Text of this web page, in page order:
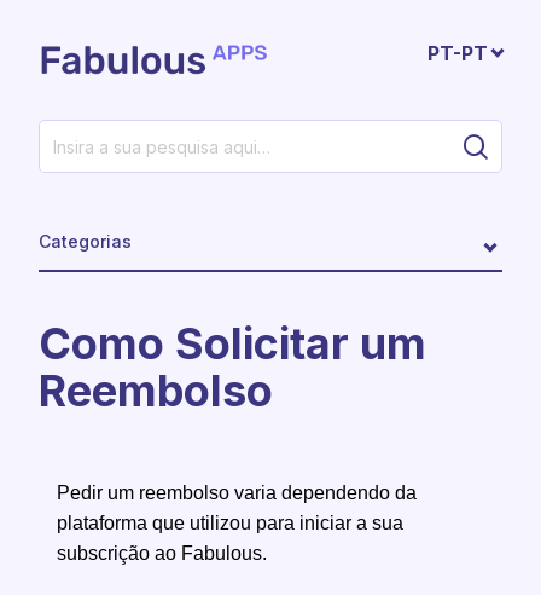
PT-PT
Categorias
Como Solicitar um
Reembolso
Pedir um reembolso varia dependendo da
plataforma que utilizou para iniciar a sua
subscrição ao Fabulous.